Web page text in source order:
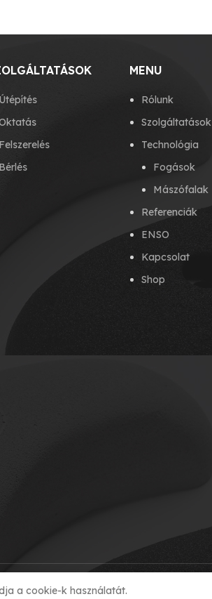
Útépítés
Felszerelés
Bérlés
MENU
Rólunk
Szolgáltatások
Technológia
Fogások
Mászófalak
Referenciák
ENSO
Kapcsolat
Shop
a cookie-k használatát.